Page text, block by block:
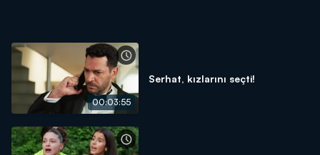
00:03:55
Serhat, kızlarını seçti!